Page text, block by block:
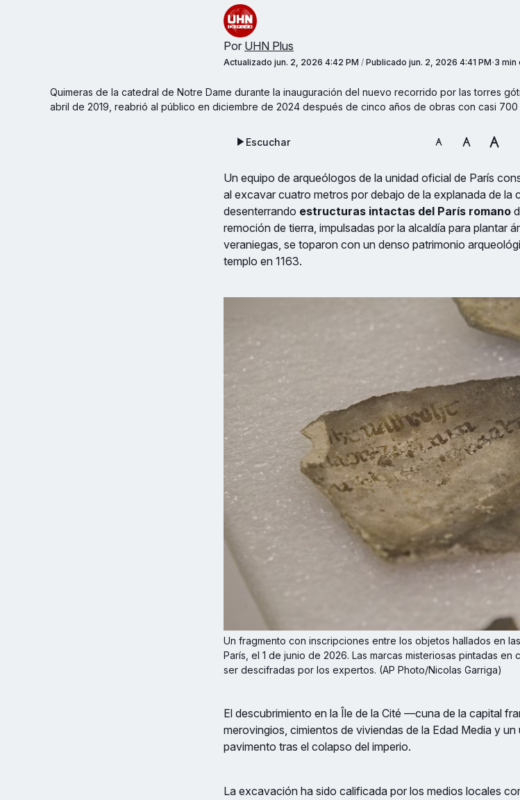
Por UHN Plus
Actualizado jun. 2, 2026 4:42 PM / Publicado jun. 2, 2026 4:41 PM 3 min
Quimeras de la catedral de Notre Dame durante la inauguración del nuevo recorrido por las torres
abril de 2019, reabrió al público en diciembre de 2024 después de cinco años de obras con casi
Escuchar
Un equipo de arqueólogos de la unidad oficial de París
al excavar cuatro metros por debajo de la explanada de la
desenterrando estructuras intactas del París romano
remoción de tierra, impulsadas por la alcaldía para plantar
veraniegas, se toparon con un denso patrimonio
templo en 1163.
Un fragmento con inscripciones entre los objetos hallados en
París, el 1 de junio de 2026. Las marcas misteriosas pintadas
ser descifradas por los expertos. (AP Photo/Nicolas Garriga)
El descubrimiento en la Île de la Cité —cuna de la capital
merovingios, cimientos de viviendas de la Edad Media y
pavimento tras el colapso del imperio.
La excavación ha sido calificada por los medios locales